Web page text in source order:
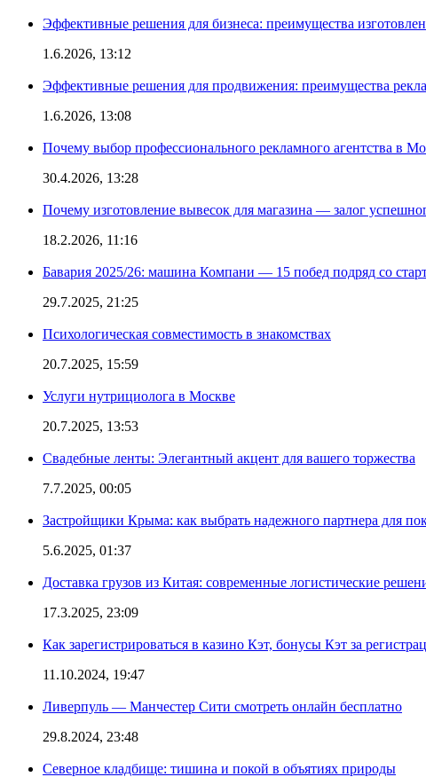
Эффективные решения для бизнеса: преимущества
1.6.2026, 13:12
Эффективные решения для продвижения: преимущества
1.6.2026, 13:08
Почему выбор профессионального рекламного агентства в
30.4.2026, 13:28
Почему изготовление вывесок для магазина — залог
18.2.2026, 11:16
Бавария 2025/26: машина Компани — 15 побед подряд со
29.7.2025, 21:25
Психологическая совместимость в знакомствах
20.7.2025, 15:59
Услуги нутрициолога в Москве
20.7.2025, 13:53
Свадебные ленты: Элегантный акцент для вашего торжества
7.7.2025, 00:05
Застройщики Крыма: как выбрать надежного партнера для
5.6.2025, 01:37
Доставка грузов из Китая: современные логистические
17.3.2025, 23:09
Как зарегистрироваться в казино Кэт, бонусы Кэт за
11.10.2024, 19:47
Ливерпуль — Манчестер Сити смотреть онлайн бесплатно
29.8.2024, 23:48
Северное кладбище: тишина и покой в объятиях природы